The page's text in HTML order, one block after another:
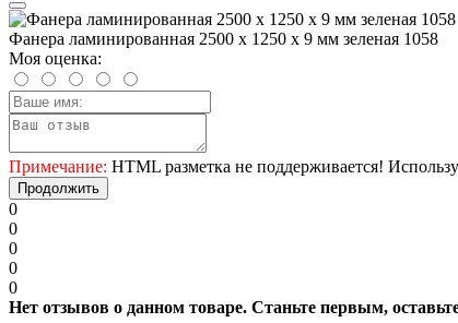
Фанера ламинированная 2500 х 1250 х 9 мм зеленая 1058
Моя оценка:
Примечание: HTML разметка не поддерживается!
Продолжить
0
0
0
0
0
Нет отзывов о данном товаре. Станьте первым,